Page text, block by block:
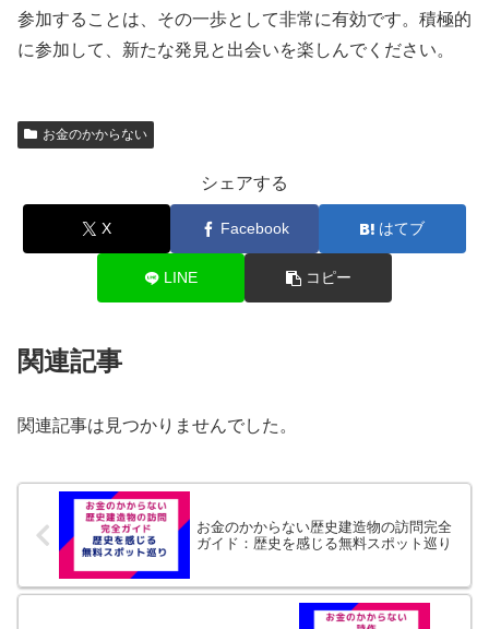
参加することは、その一歩として非常に有効です。積極的
に参加して、新たな発見と出会いを楽しんでください。
お金のかからない
シェアする
X Facebook はてブ
LINE コピー
関連記事
関連記事は見つかりませんでした。
お金のかからない歴史建造物の訪問完全
ガイド：歴史を感じる無料スポット巡り